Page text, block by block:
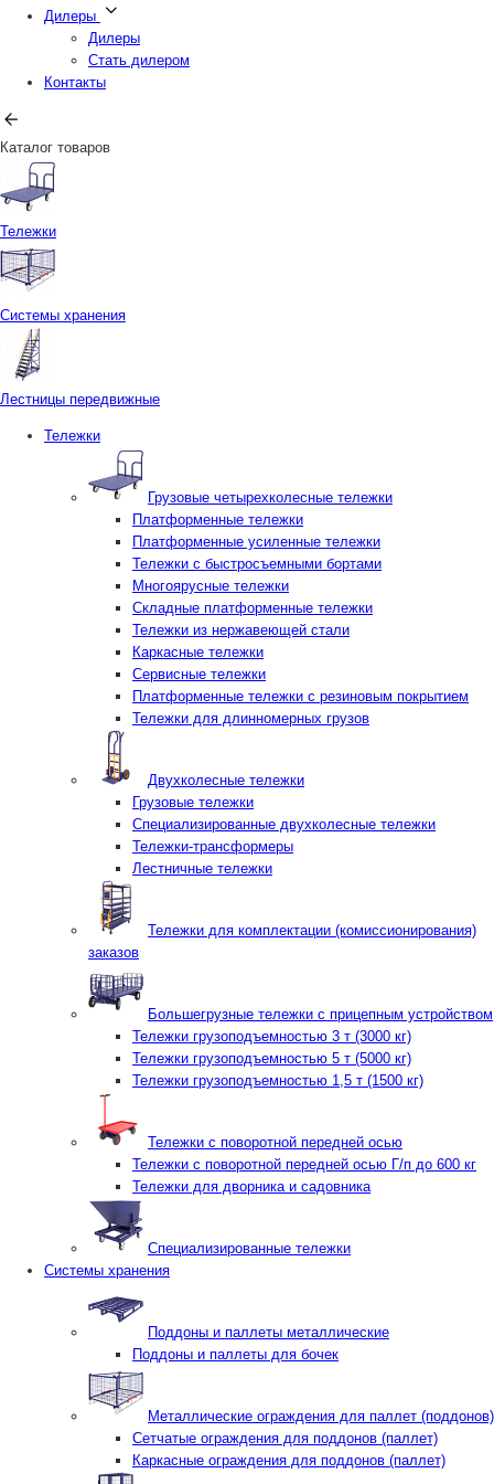
Дилеры
Дилеры
Стать дилером
Контакты
Каталог товаров
Тележки
Системы хранения
Лестницы передвижные
Тележки
Грузовые четырехколесные тележки
Платформенные тележки
Платформенные усиленные тележки
Тележки с быстросъемными бортами
Многоярусные тележки
Складные платформенные тележки
Тележки из нержавеющей стали
Каркасные тележки
Сервисные тележки
Платформенные тележки с резиновым покрытием
Тележки для длинномерных грузов
Двухколесные тележки
Грузовые тележки
Специализированные двухколесные тележки
Тележки-трансформеры
Лестничные тележки
Тележки для комплектации (комиссионирования)
заказов
Большегрузные тележки с прицепным устройством
Тележки грузоподъемностью 3 т (3000 кг)
Тележки грузоподъемностью 5 т (5000 кг)
Тележки грузоподъемностью 1,5 т (1500 кг)
Тележки с поворотной передней осью
Тележки с поворотной передней осью Г/п до 600 кг
Тележки для дворника и садовника
Специализированные тележки
Системы хранения
Поддоны и паллеты металлические
Поддоны и паллеты для бочек
Металлические ограждения для паллет (поддонов)
Сетчатые ограждения для поддонов (паллет)
Каркасные ограждения для поддонов (паллет)